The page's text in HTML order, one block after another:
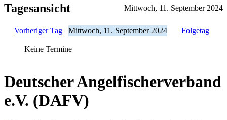
Tagesansicht Mittwoch, 11. September 2024
Vorheriger Tag Mittwoch, 11. September 2024 Folgetag
Keine Termine
Deutscher Angelfischerverband
e.V. (DAFV)